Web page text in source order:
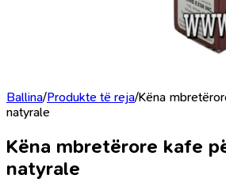
Ballina/Produkte të reja/Këna
natyrale
Këna mbretërore kafe
natyrale